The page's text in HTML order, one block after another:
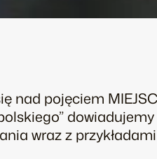
nad pojęciem
wraz z